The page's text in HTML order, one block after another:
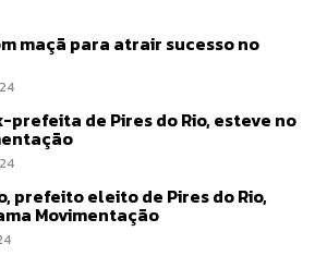
maçã para atrair sucesso no
prefeita de Pires do Rio, esteve no
prefeito eleito de Pires do Rio,
Movimentação